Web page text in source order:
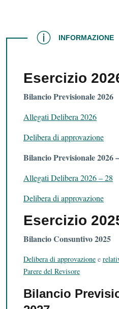
INFORMAZIONE
Esercizio
Bilancio Previsionale 2026
Allegati Delibera 2026
Delibera di approvazione
Bilancio Previsionale 2026
Allegati Delibera 2026 – 28
Delibera di approvazione
Esercizio
Bilancio Consuntivo 2025
Delibera di approvazione e
Parere del Revisore
Bilancio